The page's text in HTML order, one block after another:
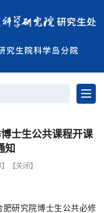
士生公共课程开课
知
【关闭】
研究院博士生公共必修